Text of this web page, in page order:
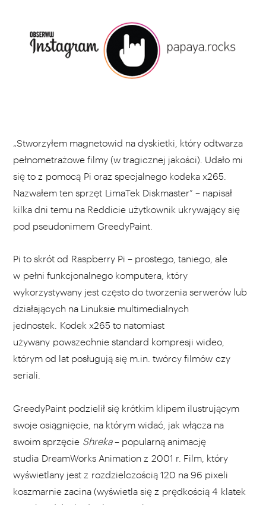
„Stworzyłem magnetowid na dyskietki, który odtwarza
pełnometrażowe filmy (w tragicznej jakości). Udało mi
się to z pomocą Pi oraz specjalnego kodeka x265.
Nazwałem ten sprzęt LimaTek Diskmaster” – napisał
kilka dni temu na Reddicie użytkownik ukrywający się
pod pseudonimem GreedyPaint.
Pi to skrót od Raspberry Pi – prostego, taniego, ale
w pełni funkcjonalnego komputera, który
wykorzystywany jest często do tworzenia serwerów lub
działających na Linuksie multimedialnych
jednostek. Kodek x265 to natomiast
używany powszechnie standard kompresji wideo,
którym od lat posługują się m.in. twórcy filmów czy
seriali.
GreedyPaint podzielił się krótkim klipem ilustrującym
swoje osiągnięcie, na którym widać, jak włącza na
swoim sprzęcie Shreka– popularną animację
studia DreamWorks Animation z 2001 r. Film, który
wyświetlany jest z rozdzielczością 120 na 96 pixeli
koszmarnie zacina (wyświetla się z prędkością 4 klatek